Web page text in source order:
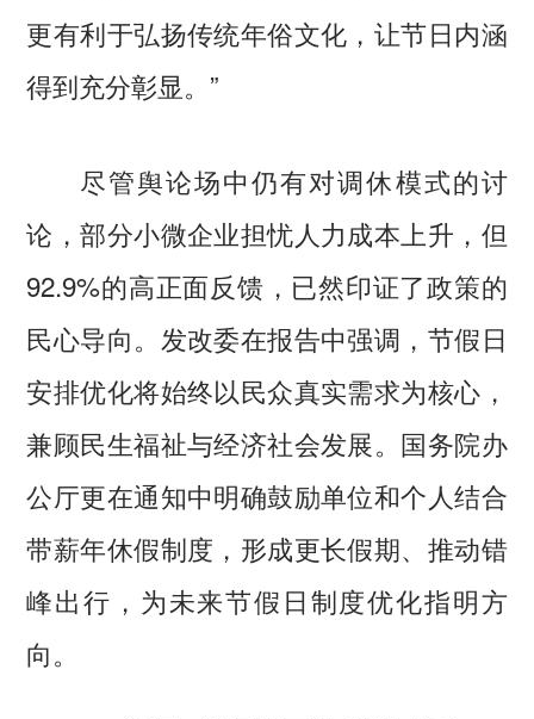
更有利于弘扬传统年俗文化，让节日内涵
得到充分彰显。”
尽管舆论场中仍有对调休模式的讨
论，部分小微企业担忧人力成本上升，但
92.9%的高正面反馈，已然印证了政策的
民心导向。发改委在报告中强调，节假日
安排优化将始终以民众真实需求为核心，
兼顾民生福祉与经济社会发展。国务院办
公厅更在通知中明确鼓励单位和个人结合
带薪年休假制度，形成更长假期、推动错
峰出行，为未来节假日制度优化指明方
向。